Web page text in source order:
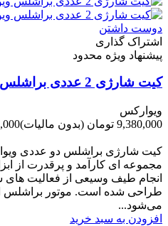
دوست داشتن
اشتراک گذاری
پیشنهاد ویژه محدود
کیت شارژی 2 عددی براشلس ویوارکس VR2402-BCK
ویوارکس
9,380,000 تومان
(بدون مالیات)
مجموعه ای کارآمد و پرقدرت از
انجام طیف وسیعی از فعالیت های
طراحی شده است. موتور براشلس
می‌شود...
افزودن به سبد خرید